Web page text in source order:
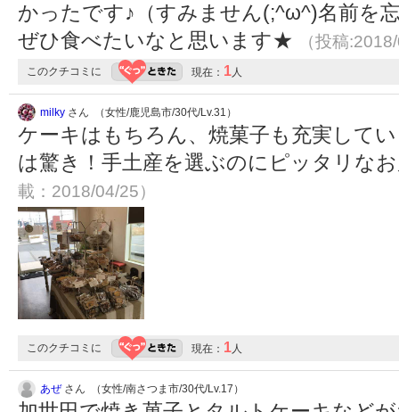
かったです♪（すみません(;^ω^)名前を
ぜひ食べたいなと思います★
（投稿
このクチコミに 現在： 1人
milky さん （女性/鹿児島市/30代/Lv.31）
ケーキはもちろん、焼菓子も充実して
は驚き！手土産を選ぶのにピッタリな
載：2018/04/25）
このクチコミに 現在： 1人
あぜさん （女性/南さつま市/30代/Lv.17）